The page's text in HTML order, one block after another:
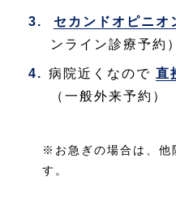
セカンドオピニオ
ンライン診療予約）
病院近くなので直
（一般外来予約）
※お急ぎの場合は、他
す。